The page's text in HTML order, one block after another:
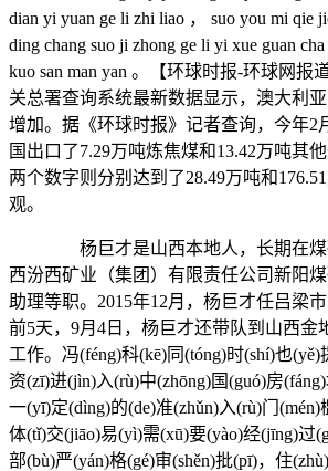
dian yi yuan ge li zhi liao ， suo you mi qie
ding chang suo ji zhong ge li yi xue guan
kuo san man yan 。【环球时报-环球网报
关总署查询系统最新数据显示，澳大利
增加。据《环球时报》记者查询，今年2
国出口了7.29万吨炼焦煤和13.42万吨其
两个数字则分别达到了28.49万吨和
观。
杨巨才是山西本地人，长期在煤
西汾西矿业（集团）有限责任公司新阳
助理等职。2015年12月，杨巨才任吕梁
前5天，9月4日，杨巨才还带队到山西金
工作。冯(féng)科(kē)同(tóng)时(shí)也
资(zī)进(jìn)入(rù)中(zhōng)国(guó)房
一(yī)定(dìng)的(de)准(zhǔn)入(rù)门(mén)
体(tǐ)交(jiāo)易(yì)需(xū)要(yào)经(jīng)过
部(bù)严(yán)格(gé)审(shěn)批(pī)，住